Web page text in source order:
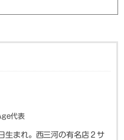
代表
生まれ。西三河の有名店２サ